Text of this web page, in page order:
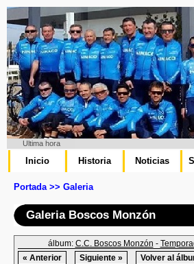
Ultima hora
Inicio Historia Noticias
Portada >> Galeria
Galeria Boscos Monzón
álbum: C.C. Boscos Monzón -
« Anterior
Siguiente » Volver al